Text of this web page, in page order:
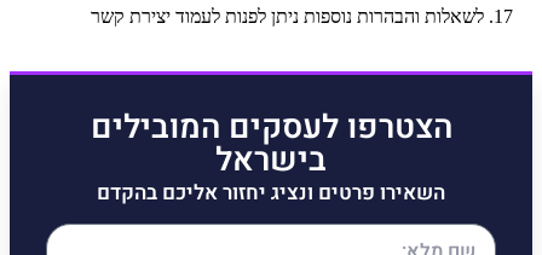
לשאלות והבהרות נוספות ניתן לפנות לעמוד יצירת קשר
הצטרפו לעסקים המובילים
בישראל
השאירו פרטים ונציג יחזור אליכם בהקדם